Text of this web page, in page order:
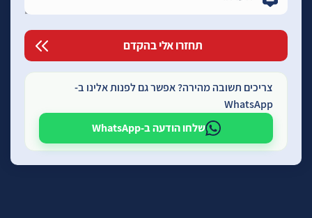
צריכים תשובה מהירה? אפשר גם לפנות אלינו ב-
WhatsApp
שלחו הודעה ב-WhatsApp